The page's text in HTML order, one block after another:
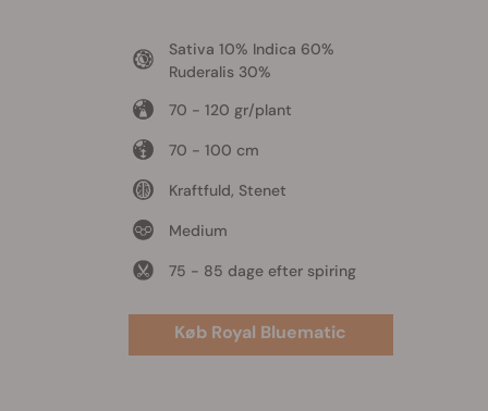
Sativa 10% Indica 60%
Ruderalis 30%
70 - 120 gr/plant
70 - 100 cm
Kraftfuld, Stenet
Medium
75 - 85 dage efter spiring
Køb Royal Bluematic